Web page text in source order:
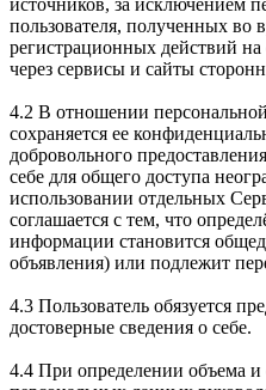
источников, за исключением
пользователя, полученных во
регистрационных действий
через сервисы и сайты
4.2 В отношении
сохраняется ее
добровольного
себе для общего доступа
использовании отдельных
соглашается с тем, что
информации становится
объявления) или подлежит
4.3 Пользователь обязуется
достоверные сведения о себе.
4.4 При определении объема